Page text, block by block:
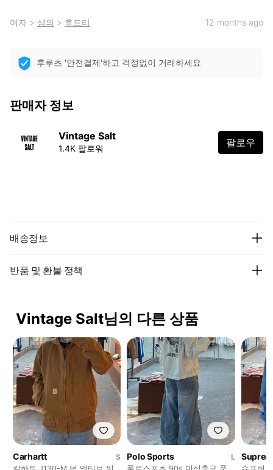
여자 > 상의 > 후드티 12 months ago
후루츠 '안전결제'하고 걱정없이 거래하세요
판매자 정보
Vintage Salt
1.4K 팔로워 팔로우
배송정보
반품 및 환불 정책
Vintage Salt님의 다른 상품
Carhartt
S
Polo Sports
L